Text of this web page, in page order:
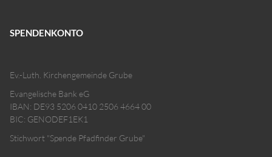
SPENDENKONTO
Ev.-Luth. Kirchengemeinde Grube
Evangelische Bank eG
IBAN: DE93 5206 0410 2506 4664 00
BIC: GENODEF1EK1
Stichwort "Spende Pfadfinder Grube"